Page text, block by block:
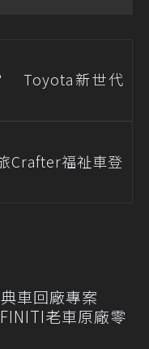
Toyota新世代
Crafter福祉車登
車回廠專案
老車原廠零